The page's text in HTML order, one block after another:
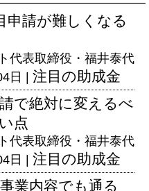
申請が難しくなる
代表取締役・福井泰代
日 | 注目の助成金
で絶対に変えるべ
点
代表取締役・福井泰代
日 | 注目の助成金
業内容でも通る